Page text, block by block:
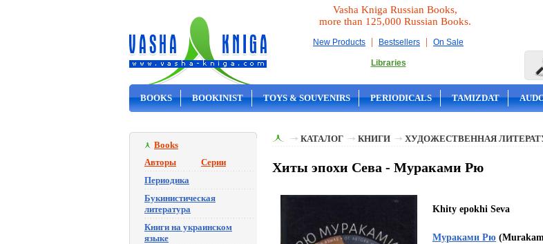
Vasha Kniga Russian Books,
more than 125,000 Russian Books.
New Products | Bestsellers | On Sale
Libraries
BOOKS BOOKINIST TOYS & SOUVENIRS PERIODICALS TAMIZDAT
Books
Авторы
Серии
Периодика
Букинистическая
литература
Книги на украинском
языке
КАТАЛОГ КНИГИ ХУДОЖЕСТВЕННАЯ
Хиты эпохи Сева - Мураками Рю
Khity epokhi Seva
Мураками Рю